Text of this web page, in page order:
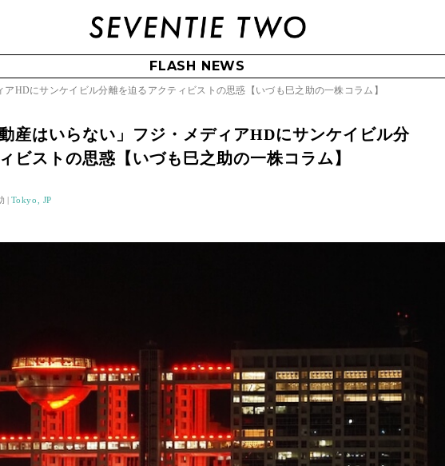
FLASH NEWS
アHDにサンケイビル分離を迫るアクティビストの思惑【いづも巳之助の一株コラム】
産はいらない」フジ・メディアHDにサンケイビル分
ビストの思惑【いづも巳之助の一株コラム】
Tokyo, JP